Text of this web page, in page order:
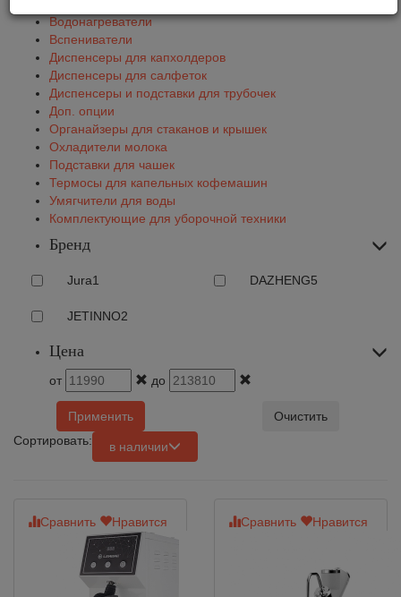
Водонагреватели
Вспениватели
Диспенсеры для капхолдеров
Диспенсеры для салфеток
Диспенсеры и подставки для трубочек
Доп. опции
Органайзеры для стаканов и крышек
Охладители молока
Подставки для чашек
Термосы для капельных кофемашин
Умягчители для воды
Комплектующие для уборочной техники
Бренд
Jura1 DAZHENG5
JETINNO2
Цена
от до
Применить
Очистить
Сортировать:
в наличии
Сравнить Нравится Сравнить Нравится